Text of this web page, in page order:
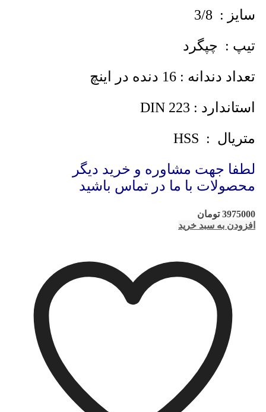
سایز : 3/8
تیپ : چپگرد
تعداد دندانه : 16 دنده در اینچ
استاندارد : DIN 223
متریال : HSS
لطفا جهت مشاوره و خرید دیگر
محصولات با ما در تماس باشید
3975000 تومان
افزودن به سبد خرید